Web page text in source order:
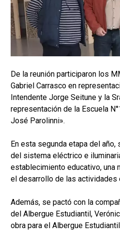
De la reunión participaron los
Gabriel Carrasco en
Intendente Jorge Seitune y la
representación de la Escuela
José Parolinni».
En esta segunda etapa del
del sistema eléctrico e
establecimiento educativo, una
el desarrollo de las actividades
Además, se pactó con la
del Albergue Estudiantil,
obra para el Albergue